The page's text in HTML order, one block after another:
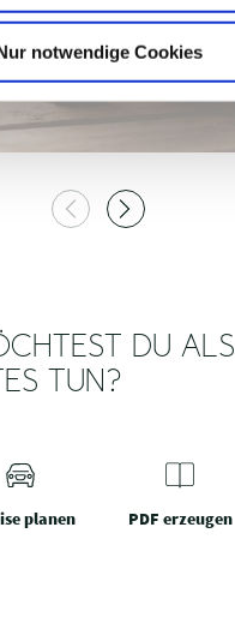
notwendige Cookies
AM
DU ALS
TUN?
planen PDF erzeugen